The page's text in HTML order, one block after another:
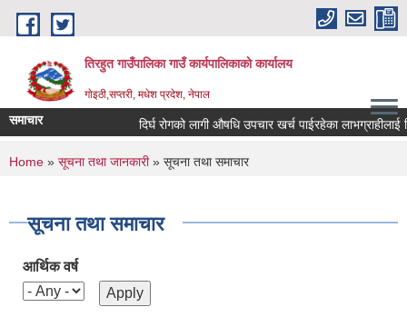
Skip to main content
तिरहुत गाउँपालिका गाउँ कार्यपालिकाकाे कार्यालय
गाेइठी,सप्तरी, मधेश प्रदेश, नेपाल
समाचार दिर्घ रोगको लागी औषधि उपचार खर्च पाईरहेका
You are here
Home » सूचना तथा जानकारी» सूचना तथा समाचार
सूचना तथा समाचार
आर्थिक वर्ष